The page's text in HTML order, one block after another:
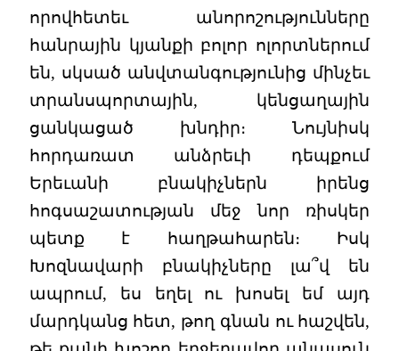
որովհետեւ անորոշությունները
հանրային կյանքի բոլոր ոլորտներում
են, սկսած անվտանգությունից մինչեւ
տրանսպորտային, կենցաղային
ցանկացած խնդիր։ Նույնիսկ
հորդառատ անձրեւի դեպքում
Երեւանի բնակիչներն իրենց
հոգսաշատության մեջ նոր ռիսկեր
պետք է հաղթահարեն։ Իսկ
Խոզնավարի բնակիչները լա՞վ են
ապրում, ես եղել ու խոսել եմ այդ
մարդկանց հետ, թող գնան ու հաշվեն,